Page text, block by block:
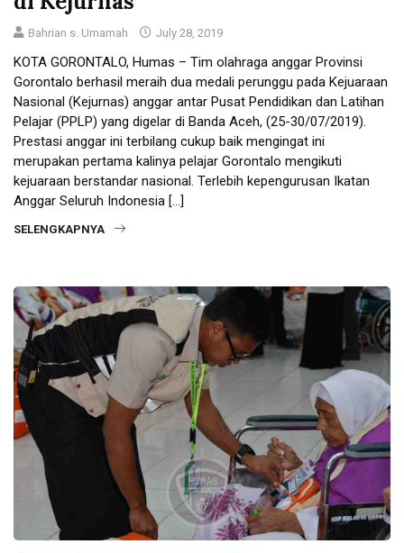
Bahrian s. Umamah July 28, 2019
KOTA GORONTALO, Humas – Tim olahraga anggar Provinsi
Gorontalo berhasil meraih dua medali perunggu pada Kejuaraan
Nasional (Kejurnas) anggar antar Pusat Pendidikan dan Latihan
Pelajar (PPLP) yang digelar di Banda Aceh, (25-30/07/2019).
Prestasi anggar ini terbilang cukup baik mengingat ini
merupakan pertama kalinya pelajar Gorontalo mengikuti
kejuaraan berstandar nasional. Terlebih kepengurusan Ikatan
Anggar Seluruh Indonesia […]
SELENGKAPNYA